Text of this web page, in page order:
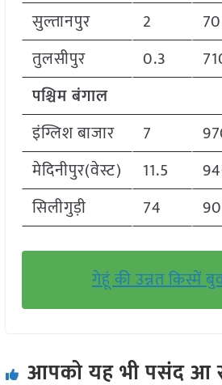
सुल्तानपुर
2
तुलसीपुर
0.3
पश्चिम बंगाल
इंग्लिश बाजार
7
मेदिनीपुर(वेस्ट)
11.5
सिलीगुड़ी
74
गेहूं की उन्नत किस्में
आपको यह भी पसंद आ